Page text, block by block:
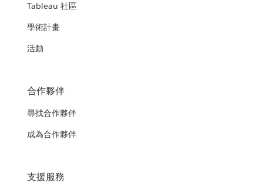
Tableau 社區
學術計畫
活動
合作夥伴
尋找合作夥伴
成為合作夥伴
支援服務